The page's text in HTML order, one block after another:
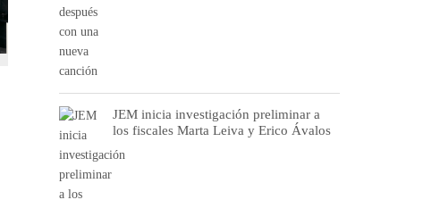
JEM inicia investigación preliminar a
los fiscales Marta Leiva y Erico Ávalos